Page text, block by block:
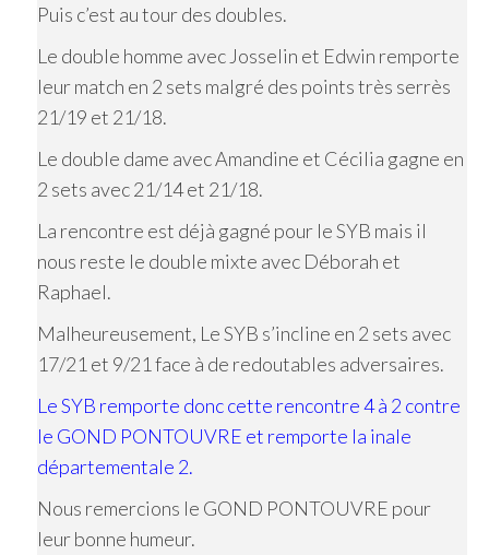
Puis c’est au tour des doubles.
Le double homme avec Josselin et Edwin remporte
leur match en 2 sets malgré des points très serrès
21/19 et 21/18.
Le double dame avec Amandine et Cécilia gagne en
2 sets avec 21/14 et 21/18.
La rencontre est déjà gagné pour le SYB mais il
nous reste le double mixte avec Déborah et
Raphael.
Malheureusement, Le SYB s’incline en 2 sets avec
17/21 et 9/21 face à de redoutables adversaires.
Le SYB remporte donc cette rencontre 4 à 2 contre
le GOND PONTOUVRE et remporte la inale
départementale 2.
Nous remercions le GOND PONTOUVRE pour
leur bonne humeur.